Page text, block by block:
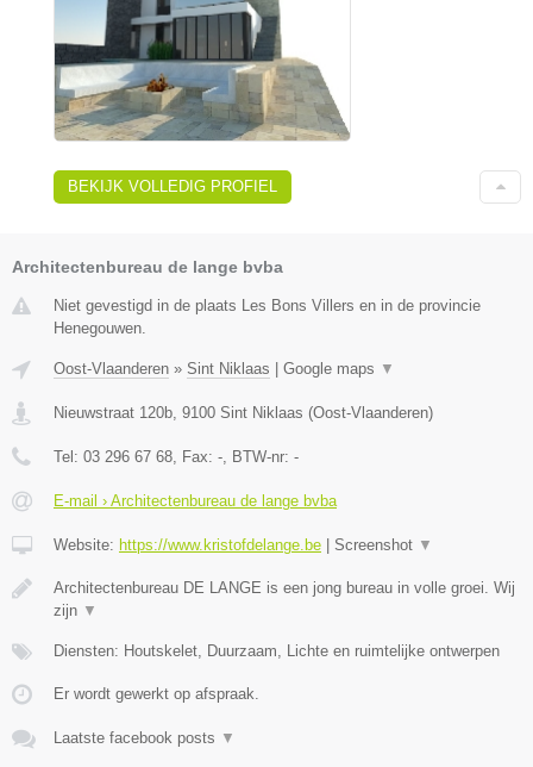
BEKIJK VOLLEDIG PROFIEL
Architectenbureau de lange bvba
Niet gevestigd in de plaats Les Bons Villers en in de provincie
Henegouwen.
Oost-Vlaanderen » Sint Niklaas | Google maps ▼
Nieuwstraat 120b 9100 Sint Niklaas (Oost-Vlaanderen)
Tel: 03 296 67 68 , Fax: - , BTW-nr: -
E-mail › Architectenbureau de lange bvba
Website: https://www.kristofdelange.be | Screenshot ▼
Architectenbureau DE LANGE is een jong bureau in volle groei. Wij
zijn ▼
Diensten: Houtskelet, Duurzaam, Lichte en ruimtelijke ontwerpen
Er wordt gewerkt op afspraak.
Laatste facebook posts ▼